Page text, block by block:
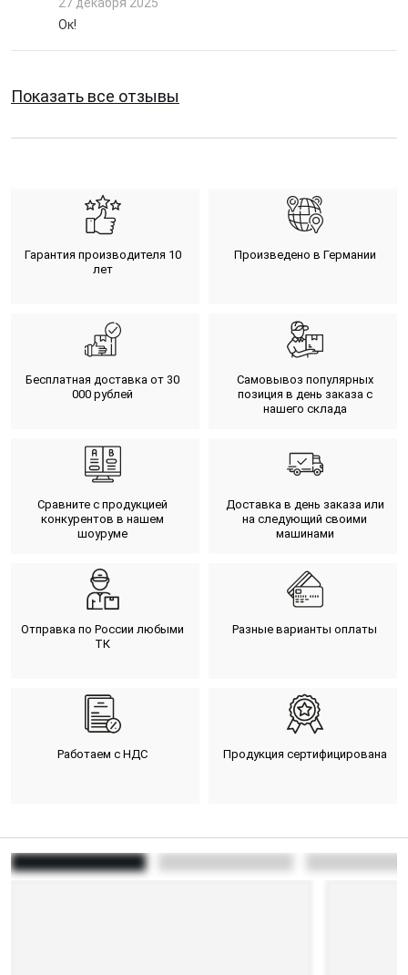
Ок!
Показать все отзывы
Гарантия производителя 10
лет
Произведено в Германии
Бесплатная доставка от 30
000 рублей
Самовывоз популярных
позиция в день заказа с
нашего склада
Сравните с продукцией
конкурентов в нашем
шоуруме
Доставка в день заказа или
на следующий своими
машинами
Отправка по России любыми
ТК
Разные варианты оплаты
Работаем с НДС Продукция сертифицирована